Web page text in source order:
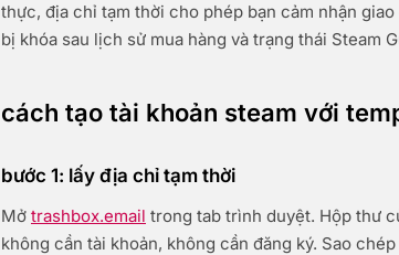
thực, địa chỉ tạm thời cho phép bạn cảm nhận
bị khóa sau lịch sử mua hàng và trạng thái Steam
cách tạo tài khoản steam với
bước 1: lấy địa chỉ tạm thời
Mở trashbox.email trong tab trình duyệt. Hộp thư
không cần tài khoản, không cần đăng ký. Sao